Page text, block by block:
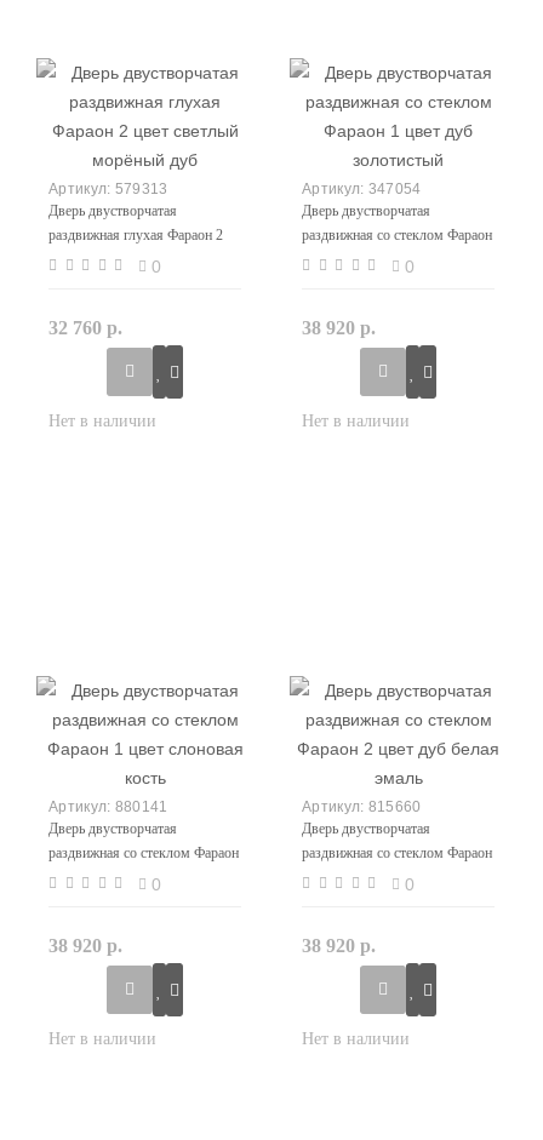
579313
Дверь двустворчатая
раздвижная глухая Фараон 2
цвет светлый морёный дуб
0
32 760 р.
347054
Дверь двустворчатая
раздвижная со стеклом Фараон
1 цвет дуб золотистый
0
38 920 р.
880141
Дверь двустворчатая
раздвижная со стеклом Фараон
1 цвет слоновая кость
0
38 920 р.
815660
Дверь двустворчатая
раздвижная со стеклом Фараон
2 цвет дуб белая эмаль
0
38 920 р.